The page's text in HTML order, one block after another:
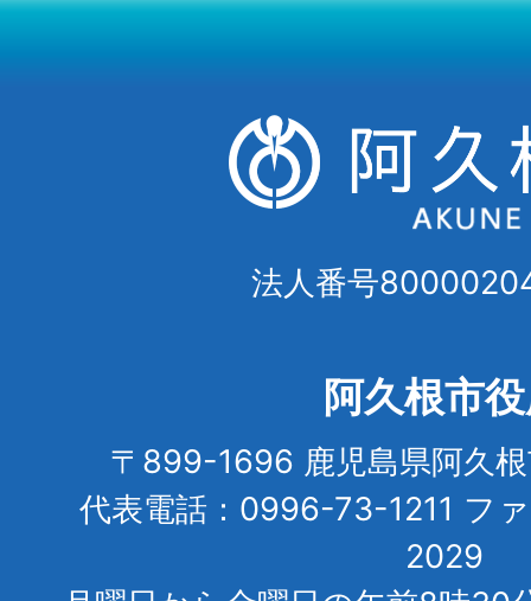
法人番号
阿久根市
〒899-1696 鹿児島県阿久
代表電話：0996-73-1211 フ
2029